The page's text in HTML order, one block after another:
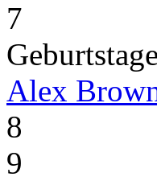
7
Alex
8
9